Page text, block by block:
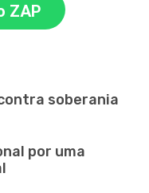
ZAP
soberania
por uma